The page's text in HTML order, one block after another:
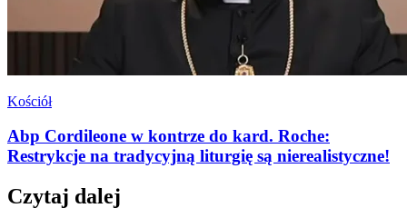
Kościół
Abp Cordileone w kontrze do kard. Roche:
Restrykcje na tradycyjną liturgię są nierealistyczne!
Czytaj dalej